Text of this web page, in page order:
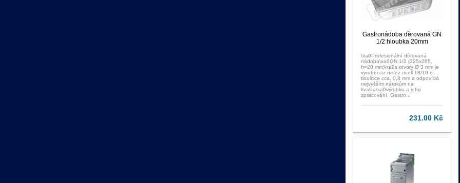
Gastronádoba děrovaná GN
1/2 hloubka 20mm
\xa0Profesionální děrovaná
nádoba\xa0GN 1/2 (325x265,
h=20 mm)\xa0s otvory Ø 3 mm je
vyrobenaz nerez oceli 18/10 o
tloušťce cca. 0,8 mm a odpovídá
nejvyšším nárokům na
kvalitu\xa0výrobku a jeho
zpracování. Gastro...
231.00 Kč